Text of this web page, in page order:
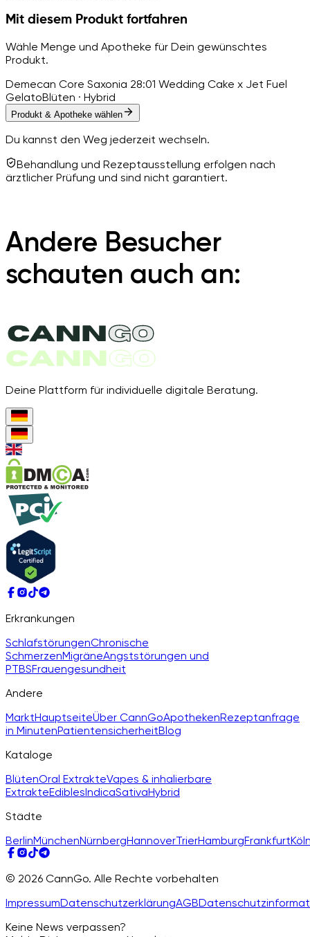
Mit diesem Produkt fortfahren
Wähle Menge und Apotheke für Dein gewünschtes
Produkt.
Demecan Core Saxonia 28:01 Wedding Cake x Jet Fuel
GelatoBlüten · Hybrid
Produkt & Apotheke wählen
Du kannst den Weg jederzeit wechseln.
Behandlung und Rezeptausstellung erfolgen nach
ärztlicher Prüfung und sind nicht garantiert.
Andere Besucher
schauten auch an:
Deine Plattform für individuelle digitale Beratung.
Erkrankungen
SchlafstörungenChronische
SchmerzenMigräneAngststörungen und
PTBSFrauengesundheit
Andere
MarktHauptseiteÜber CannGoApothekenRezeptanfrage
in MinutenPatientensicherheitBlog
Kataloge
BlütenOral ExtrakteVapes & inhalierbare
ExtrakteEdiblesIndicaSativaHybrid
Städte
BerlinMünchenNürnbergHannoverTrierHamburgFrankfurt
© 2026 CannGo. Alle Rechte vorbehalten
ImpressumDatenschutzerklärungAGB
Keine News verpassen?